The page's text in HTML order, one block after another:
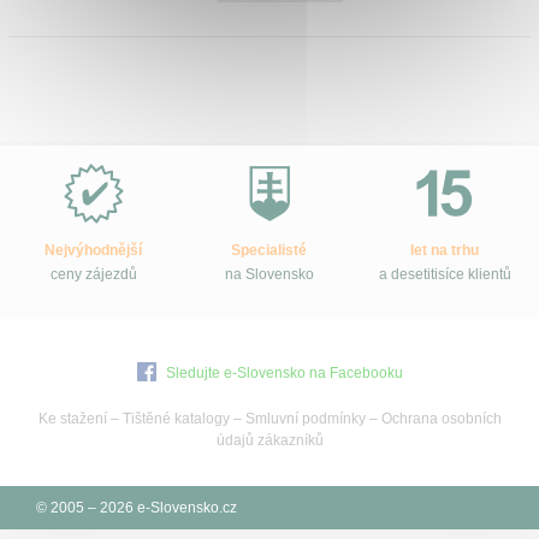
Slovensko.cz?
Nejvýhodnější
ceny zájezdů
Specialisté
na Slovensko
let na trhu
a desetitisíce klientů
Sledujte e-Slovensko na Facebooku
Ke stažení – Tištěné katalogy– Smluvní podmínky– Ochrana osobních
údajů zákazníků
© 2005 – 2026 e-Slovensko.cz